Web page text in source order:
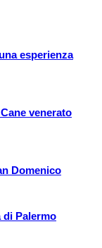
esperienza
venerato
Domenico
di Palermo